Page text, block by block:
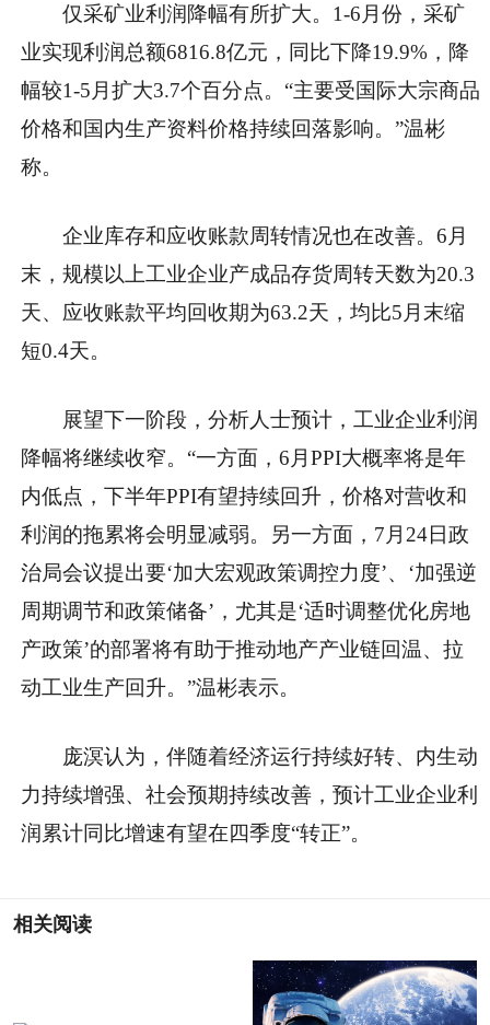
仅采矿业利润降幅有所扩大。1-6月份，采矿
业实现利润总额6816.8亿元，同比下降19.9%，降
幅较1-5月扩大3.7个百分点。“主要受国际大宗商品
价格和国内生产资料价格持续回落影响。”温彬
称。
企业库存和应收账款周转情况也在改善。6月
末，规模以上工业企业产成品存货周转天数为20.3
天、应收账款平均回收期为63.2天，均比5月末缩
短0.4天。
展望下一阶段，分析人士预计，工业企业利润
降幅将继续收窄。“一方面，6月PPI大概率将是年
内低点，下半年PPI有望持续回升，价格对营收和
利润的拖累将会明显减弱。另一方面，7月24日政
治局会议提出要‘加大宏观政策调控力度’、‘加强逆
周期调节和政策储备’，尤其是‘适时调整优化房地
产政策’的部署将有助于推动地产产业链回温、拉
动工业生产回升。”温彬表示。
庞溟认为，伴随着经济运行持续好转、内生动
力持续增强、社会预期持续改善，预计工业企业利
润累计同比增速有望在四季度“转正”。
相关阅读